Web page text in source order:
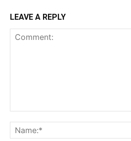
LEAVE A REPLY